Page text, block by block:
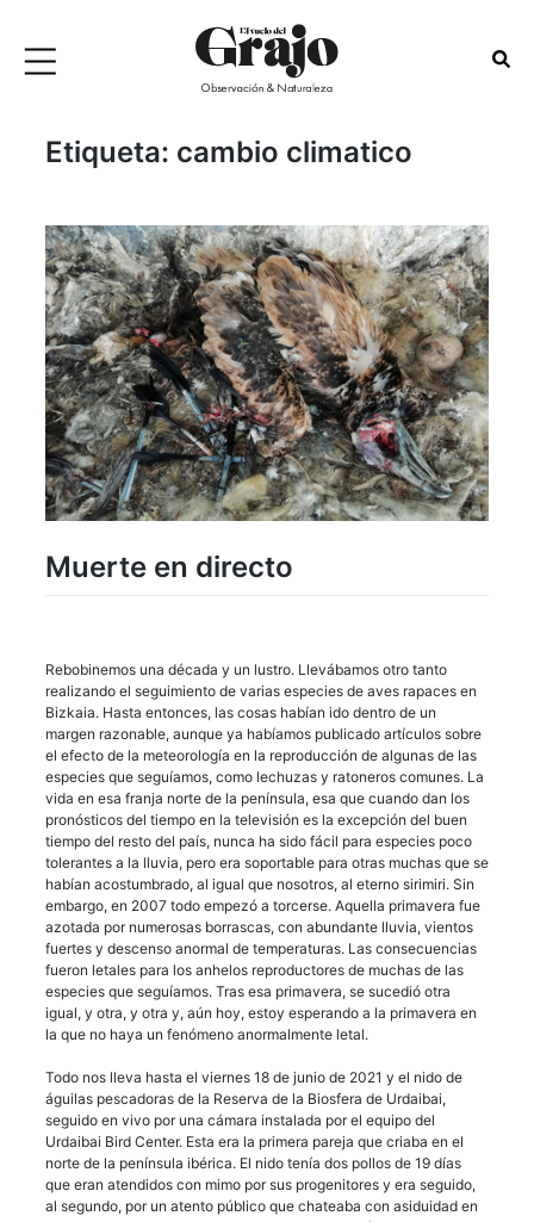
Etiqueta: cambio climatico
Muerte en directo
Rebobinemos una década y un lustro. Llevábamos otro tanto
realizando el seguimiento de varias especies de aves rapaces en
Bizkaia. Hasta entonces, las cosas habían ido dentro de un
margen razonable, aunque ya habíamos publicado artículos sobre
el efecto de la meteorología en la reproducción de algunas de las
especies que seguíamos, como lechuzas y ratoneros comunes. La
vida en esa franja norte de la península, esa que cuando dan los
pronósticos del tiempo en la televisión es la excepción del buen
tiempo del resto del país, nunca ha sido fácil para especies poco
tolerantes a la lluvia, pero era soportable para otras muchas que se
habían acostumbrado, al igual que nosotros, al eterno sirimiri. Sin
embargo, en 2007 todo empezó a torcerse. Aquella primavera fue
azotada por numerosas borrascas, con abundante lluvia, vientos
fuertes y descenso anormal de temperaturas. Las consecuencias
fueron letales para los anhelos reproductores de muchas de las
especies que seguíamos. Tras esa primavera, se sucedió otra
igual, y otra, y otra y, aún hoy, estoy esperando a la primavera en
la que no haya un fenómeno anormalmente letal.
Todo nos lleva hasta el viernes 18 de junio de 2021 y el nido de
águilas pescadoras de la Reserva de la Biosfera de Urdaibai,
seguido en vivo por una cámara instalada por el equipo del
Urdaibai Bird Center. Esta era la primera pareja que criaba en el
norte de la península ibérica. El nido tenía dos pollos de 19 días
que eran atendidos con mimo por sus progenitores y era seguido,
al segundo, por un atento público que chateaba con asiduidad en